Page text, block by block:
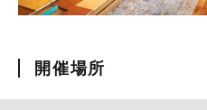
開催場所